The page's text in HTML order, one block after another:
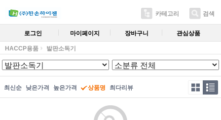
카테고리 검색
로그인 마이페이지 장바구니 관심상품
HACCP용품 발판소독기
최신순 낮은가격 높은가격 상품명 최다리뷰